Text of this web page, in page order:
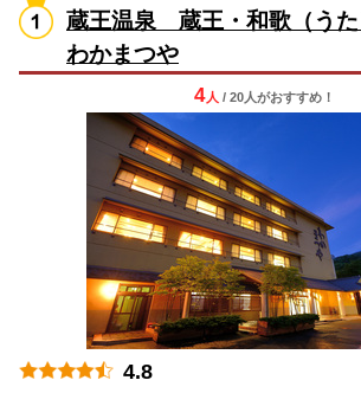
蔵王温泉 蔵王・和歌（う
わかまつや
4人 / 20人がおすすめ！
4.8